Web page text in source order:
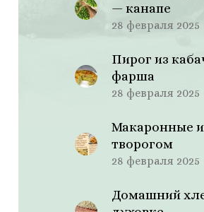
— канапе
28 февраля 2025
Пирог из
фарша
28 февраля 2025
Макаронные
творогом
28 февраля 2025
Домашний